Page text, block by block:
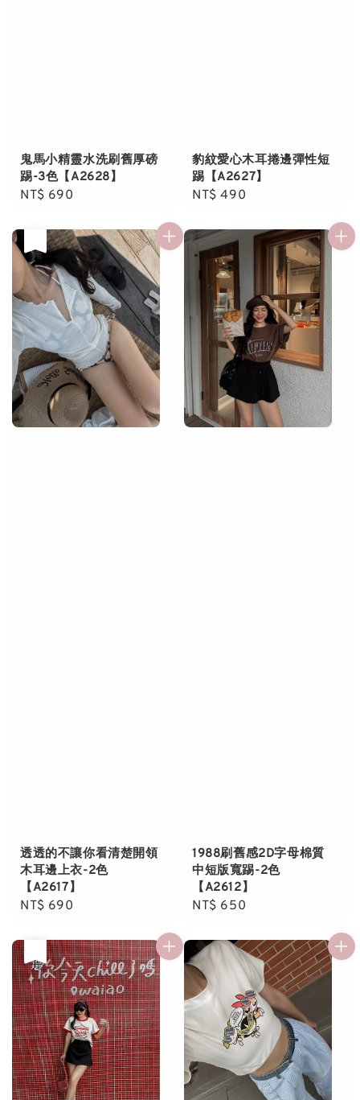
鬼馬小精靈水洗刷舊厚磅
踢-3色【A2628】
Regular
NT$ 690
豹紋愛心木耳捲邊彈性短
踢【A2627】
Regular
NT$ 490
透透的不讓你看清楚開領
木耳邊上衣-2色
【A2617】
Regular
NT$ 690
1988刷舊感2D字母棉質
中短版寬踢-2色
【A2612】
Regular
NT$ 650